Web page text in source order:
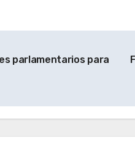
parlamentarios para